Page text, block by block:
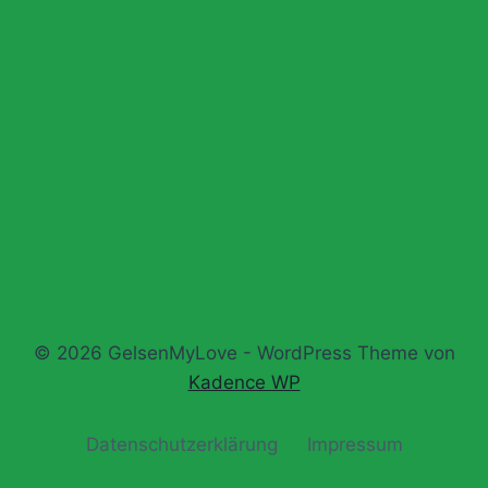
© 2026 GelsenMyLove - WordPress Theme von
Kadence WP
Datenschutz­erklärung Impressum